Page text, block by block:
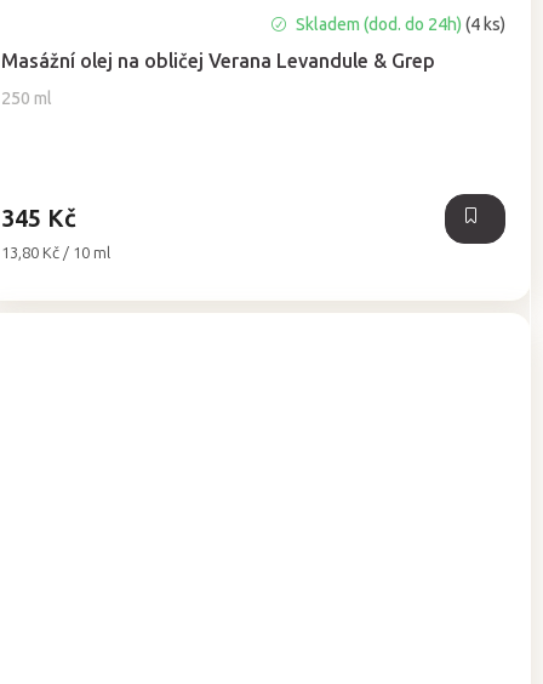
Masážní olej na obličej Verana Levandule & Grep
250 ml
hodnocení
produktu
je
Skladem (dod. do 24h)(4 ks)
345 Kč
Měrná
13,80 Kč / 10 ml